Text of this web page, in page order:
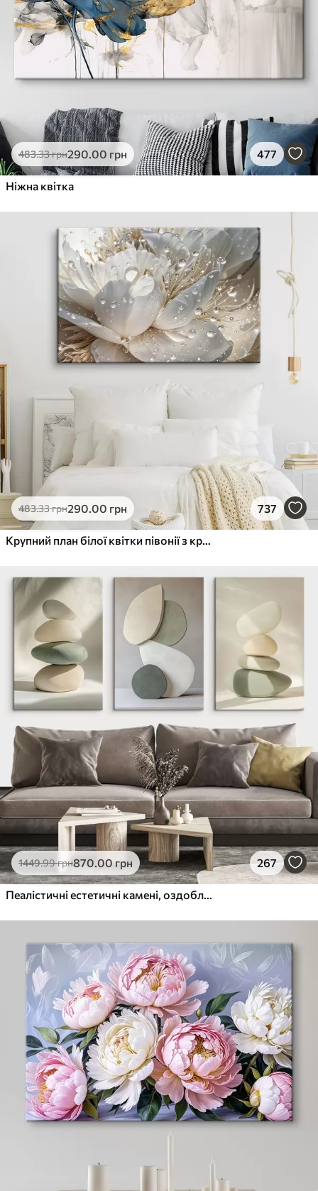
483.33грн290.00 грн 477
Ніжна квітка
483.33грн290.00 грн 737
Крупний план білої квітки півонії з крапельками води на пелюстках на розмитому фоні
1449.99грн870.00 грн 267
Пеалістичні естетичні камені, оздоблення будинку, природне освітлення